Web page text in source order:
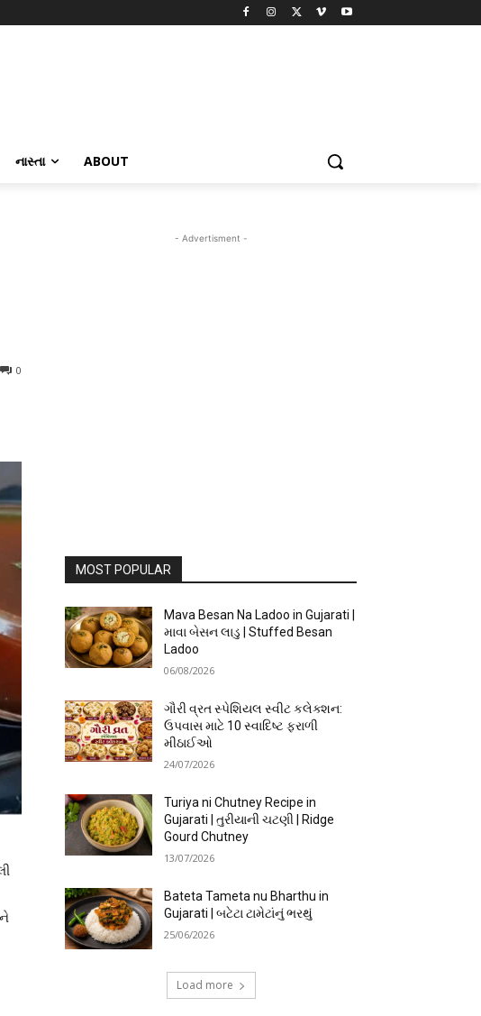
નાસ્તા ABOUT
0
- Advertisment -
MOST POPULAR
Mava Besan Na Ladoo in Gujarati |
માવા બેસન લાડુ | Stuffed Besan
Ladoo
06/08/2026
ગૌરી વ્રત સ્પેશિયલ સ્વીટ કલેક્શન:
ઉપવાસ માટે 10 સ્વાદિષ્ટ ફરાળી
મીઠાઈઓ
24/07/2026
Turiya ni Chutney Recipe in
Gujarati | તુરીયાની ચટણી | Ridge
Gourd Chutney
13/07/2026
Bateta Tameta nu Bharthu in
Gujarati | બટેટા ટામેટાંનું ભરથું
25/06/2026
Load more